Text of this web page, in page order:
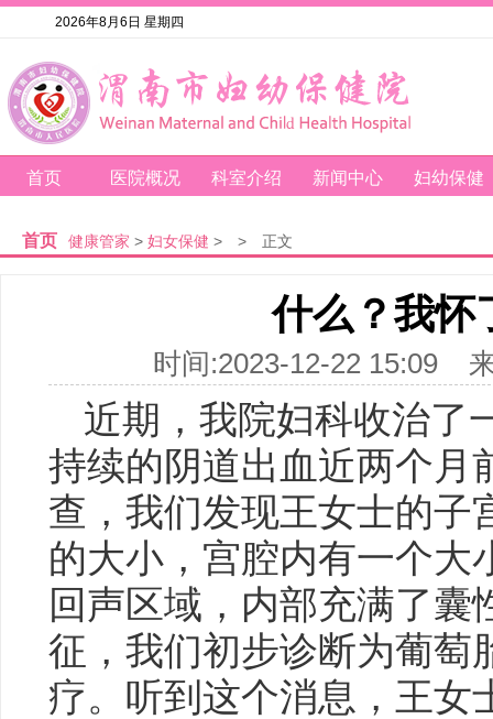
2026年8月6日 星期四
首页 医院概况 科室介绍 新闻中心 妇幼保健
首页 健康管家 > 妇女保健 > > 正文
什么？我怀
时间:2023-12-22 15:09
近期，我院妇科收治了
持续的阴道出血近两个月
查，我们发现王女士的子
的大小，宫腔内有一个大
回声区域，内部充满了囊
征，我们初步诊断为葡萄
疗。听到这个消息，王女